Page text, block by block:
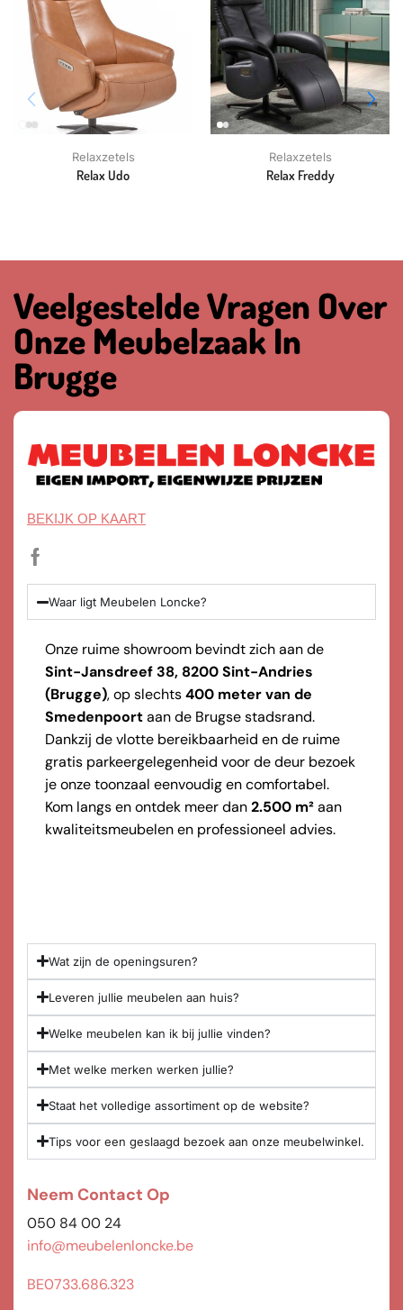
Relaxzetels
Relax Udo
Relaxzetels
Relax Freddy
Veelgestelde Vragen Over
Onze Meubelzaak In
Brugge
BEKIJK OP KAART
Waar ligt Meubelen Loncke?
Onze ruime showroom bevindt zich aan de
Sint-Jansdreef 38, 8200 Sint-Andries
(Brugge), op slechts400 meter van de
Smedenpoortaan de Brugse stadsrand.
Dankzij de vlotte bereikbaarheid en de ruime
gratis parkeergelegenheid voor de deur bezoek
je onze toonzaal eenvoudig en comfortabel.
Kom langs en ontdek meer dan2.500 m²aan
kwaliteitsmeubelen en professioneel advies.
Wat zijn de openingsuren?
Leveren jullie meubelen aan huis?
Welke meubelen kan ik bij jullie vinden?
Met welke merken werken jullie?
Staat het volledige assortiment op de website?
Tips voor een geslaagd bezoek aan onze meubelwinkel.
Neem Contact Op
050 84 00 24
info@meubelenloncke.be
BE0733.686.323